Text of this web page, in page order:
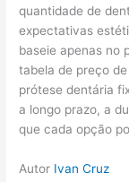
quantidade de
expectativas
baseie apenas no
tabela de preço
prótese dentária
a longo prazo, a
que cada opção
Autor Ivan Cruz